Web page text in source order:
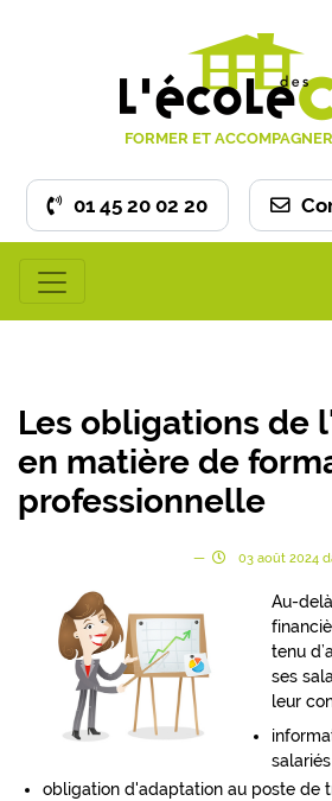
FORMER ET
01 45 20 02 20
Les obligations de
en matière de
professionnelle
03 août 2024
Au-
tenu
ses
leur
salariés
obligation d'adaptation au poste de